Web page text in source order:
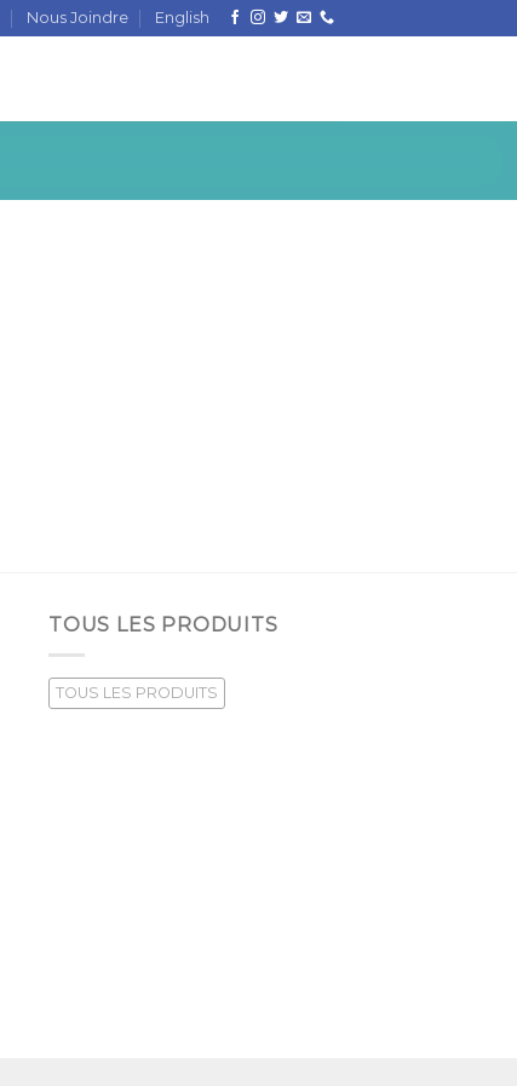
Nous Joindre English
TOUS LES PRODUITS
TOUS LES PRODUITS